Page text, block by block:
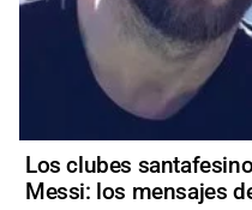
Los clubes
Messi: los mensajes